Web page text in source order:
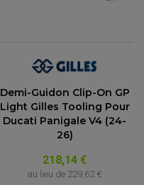
Demi-Guidon Clip-On GP
Light Gilles Tooling Pour
Ducati Panigale V4 (24-
26)
218,14 €
au lieu de 229,62 €